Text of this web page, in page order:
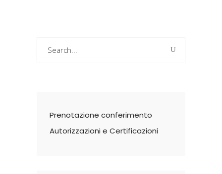
Prenotazione conferimento
Autorizzazioni e Certificazioni